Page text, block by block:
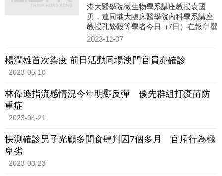
港大醫學院微生物學系講座教授袁國
勇，連同港大臨床醫學院內科學系講座
教授孔繁毅等學者今日（7日）在報章撰
文，就香港未來應對疫情提出建議，指
2023-12-07
楊潤雄首次染疫 前日活動同場澳門官員亦確診
2023-05-10
林偉遜指流感情況今年明顯反彈 優先群組打疫苗防
重症
2023-04-21
快測確診男子光顧多間食肆判囚7個多月 官斥行為極
卑劣
2023-03-23